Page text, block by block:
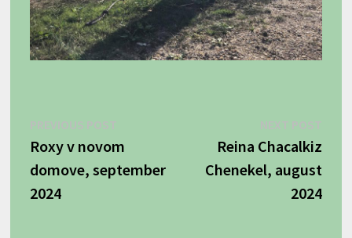
v
článku
post:
Roxy v novom
domove, september
2024
Reina Chacalkiz
Chenekel, august
2024